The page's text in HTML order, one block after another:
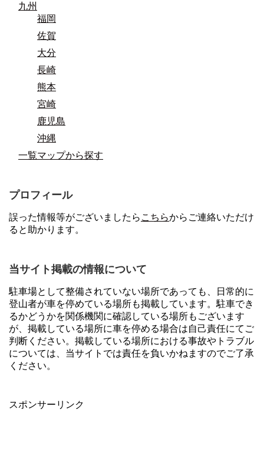
九州
福岡
佐賀
大分
長崎
熊本
宮崎
鹿児島
沖縄
一覧マップから探す
プロフィール
誤った情報等がございましたら こちらからご連絡いただけ
ると助かります。
当サイト掲載の情報について
駐車場として整備されていない場所であっても、日常的に
登山者が車を停めている場所も掲載しています。駐車でき
るかどうかを関係機関に確認している場所もございます
が、掲載している場所に車を停める場合は自己責任にてご
判断ください。掲載している場所における事故やトラブル
については、当サイトでは責任を負いかねますのでご了承
ください。
スポンサーリンク